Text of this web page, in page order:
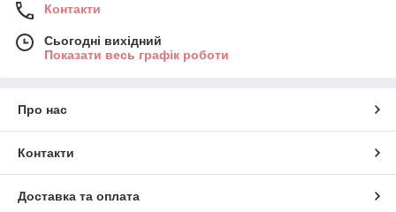
Контакти
Сьогодні вихідний
Показати весь графік роботи
Про нас
Контакти
Доставка та оплата